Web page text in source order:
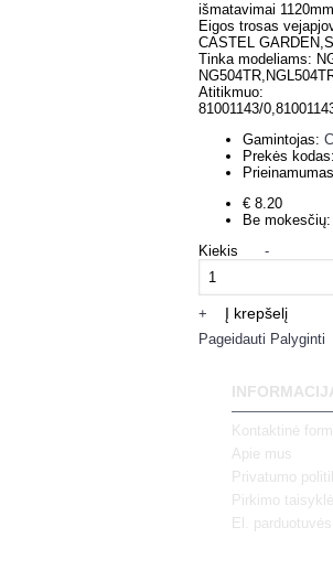
išmatavimai
Eigos trosas
CASTEL
Tinka modeliams:
Atitikmuo:
81001143/
Gamintojas:
Prekės kodas:
€ 8.20
Be
Kiekis
-
+ Į krepšelį
Pageidauti Palyginti
Kontaktinė
Apie mus
Privatumo
Pirkimo
El.